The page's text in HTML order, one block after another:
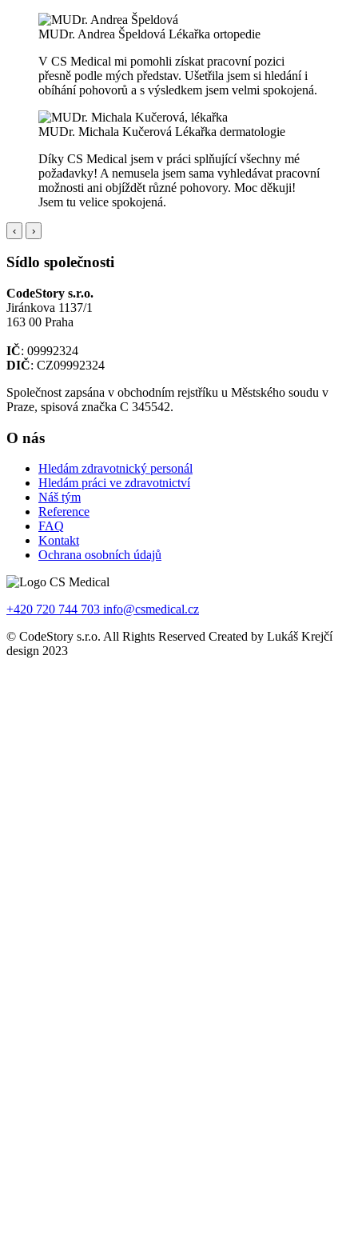
MUDr. Andrea Špeldová Lékařka ortopedie
V CS Medical mi pomohli získat pracovní pozici
přesně podle mých představ. Ušetřila jsem si hledání i
obíhání pohovorů a s výsledkem jsem velmi spokojená.
MUDr. Michala Kučerová Lékařka dermatologie
Díky CS Medical jsem v práci splňující všechny mé
požadavky! A nemusela jsem sama vyhledávat pracovní
možnosti ani objíždět různé pohovory. Moc děkuji!
Jsem tu velice spokojená.
‹ ›
Sídlo společnosti
CodeStory s.r.o.
Jiránkova 1137/1
163 00 Praha
IČ: 09992324
DIČ: CZ09992324
Společnost zapsána v obchodním rejstříku u Městského soudu v
Praze, spisová značka C 345542.
O nás
Hledám zdravotnický personál
Hledám práci ve zdravotnictví
Náš tým
Reference
FAQ
Kontakt
Ochrana osobních údajů
+420 720 744 703 info@csmedical.cz
© CodeStory s.r.o. All Rights Reserved Created by Lukáš Krejčí
design 2023